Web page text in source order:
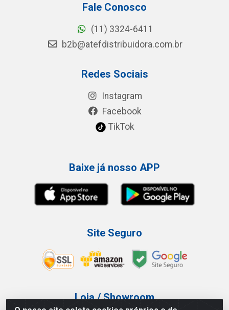
Fale Conosco
(11) 3324-6411
b2b@atefdistribuidora.com.br
Redes Sociais
Instagram
Facebook
TikTok
Baixe já nosso APP
Site Seguro
Loja / Showroom